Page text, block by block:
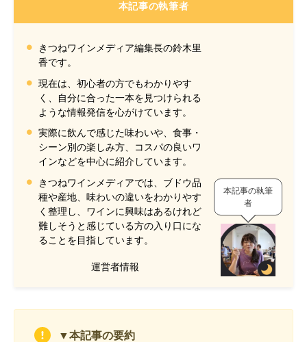
本記事の執筆者
きつねワインメディア編集長の鈴木里
香です。
現在は、初心者の方でもわかりやす
く、自分に合った一本を見つけられる
ような情報発信を心がけています。
実際に飲んで感じた味わいや、食事・
シーン別の楽しみ方、コスパの良いワ
インなどを中心に紹介しています。
きつねワインメディアでは、ブドウ品
種や産地、味わいの違いをわかりやす
く整理し、ワインに興味はあるけれど
難しそうと感じている方の入り口にな
ることを目指しています。
運営者情報
本記事の執筆
者
▼本記事の要約